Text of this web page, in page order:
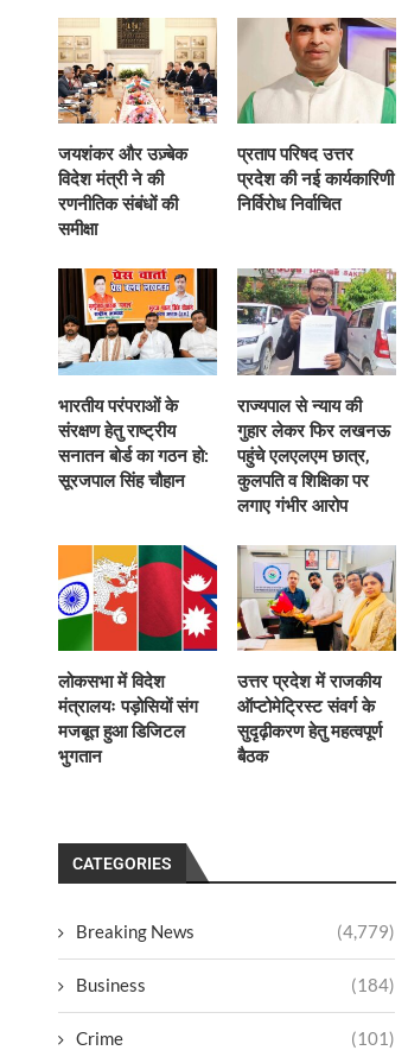
प्रताप परिषद उत्तर प्रदेश की नई
August 4, 2026
भारतीय परंपराओं के
August
जयशंकर और उज़्बेक
विदेश मंत्री ने की
रणनीतिक संबंधों की
समीक्षा
प्रताप परिषद उत्तर
प्रदेश की नई कार्यकारिणी
निर्विरोध निर्वाचित
भारतीय परंपराओं के
संरक्षण हेतु राष्ट्रीय
सनातन बोर्ड का गठन हो:
सूरजपाल सिंह चौहान
राज्यपाल से न्याय की
गुहार लेकर फिर लखनऊ
पहुंचे एलएलएम छात्र,
कुलपति व शिक्षिका पर
लगाए गंभीर आरोप
लोकसभा में विदेश
मंत्रालयः पड़ोसियों संग
मजबूत हुआ डिजिटल
भुगतान
उत्तर प्रदेश में राजकीय
ऑप्टोमेट्रिस्ट संवर्ग के
सुदृढ़ीकरण हेतु महत्वपूर्ण
बैठक
CATEGORIES
Breaking News (4,779)
Business (184)
Crime (101)